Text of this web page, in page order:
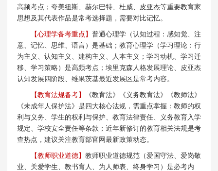
高频考点；夸美纽斯、赫尔巴特、杜威、皮亚杰等重要教育家
思想及其代表作品是常考选择题，需要对比记忆。
【心理学备考重点】 普通心理学（认知过程：感知觉、注
意、记忆、思维、语言）是基础；教育心理学（学习理论：行
为主义、认知主义、建构主义、人本主义；学习动机、学习迁
移、学习策略）是高频考点；埃里克森人格发展理论、皮亚杰
认知发展四阶段、维果茨基最近发展区是常考内容。
【教育法规备考】
《教育法》《义务教育法》《教师法》
《未成年人保护法》是四大核心法规，需重点掌握：教师的权
利与义务、学生的权利与保护、教育法律责任、义务教育入学
规定、学校安全责任等条款；近年新修订的教育相关法规是考
查热点，建议关注教育部官网最新政策动态。
【教师职业道德】 教师职业道德规范（爱国守法、爱岗敬
业、关爱学生、教书育人、为人师表、终身学习）是必考内